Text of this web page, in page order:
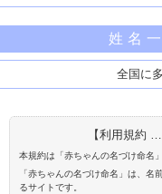
姓名
全国に
【利用規約
本規約は「赤ちゃんの名づけ命名
「赤ちゃんの名づけ命名」は、名
るサイトです。